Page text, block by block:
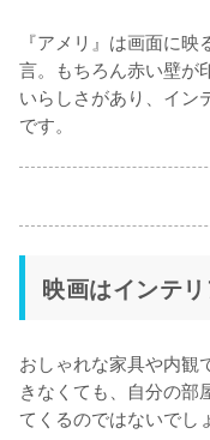
『アメリ』は画面に
言。もちろん赤い壁が
いらしさがあり、イン
です。
映画はインテ
おしゃれな家具や内観
きなくても、自分の部
てくるのではないでし